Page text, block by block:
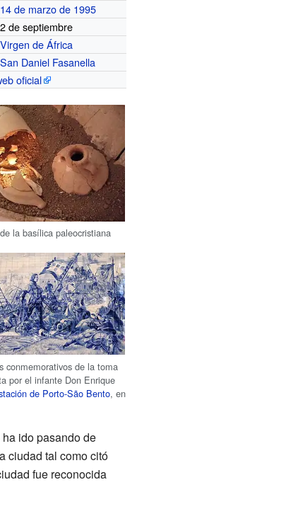
14 de marzo de 1995
2 de septiembre
Virgen de África
San Daniel Fasanella
oficial
la basílica paleocristiana
conmemorativos de la toma
por el infante Don Enrique
de Porto-São Bento, en
ido pasando de
ciudad tal como citó
fue reconocida